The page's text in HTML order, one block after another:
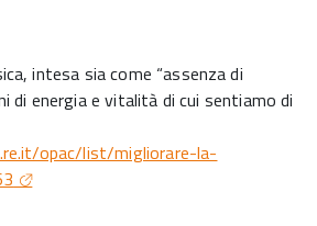
intesa sia come “assenza di
di energia e vitalità di cui sentiamo di
opac/list/migliorare-la-